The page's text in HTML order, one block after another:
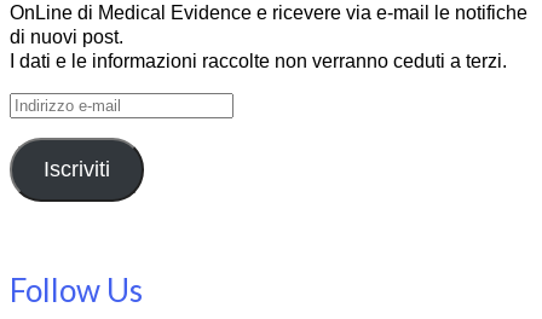
OnLine di Medical Evidence e ricevere via e-mail le notifiche
di nuovi post.
I dati e le informazioni raccolte non verranno ceduti a terzi.
Indirizzo
mail
Iscriviti
Follow Us